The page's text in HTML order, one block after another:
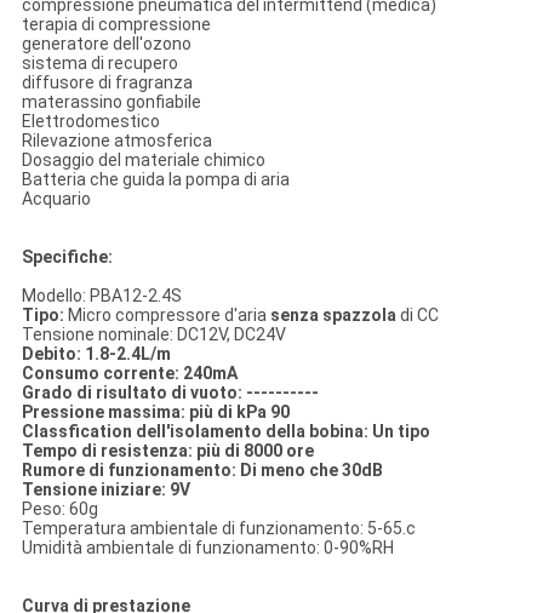
compressione pneumatica del intermittend (medica)
terapia di compressione
generatore dell'ozono
sistema di recupero
diffusore di fragranza
materassino gonfiabile
Elettrodomestico
Rilevazione atmosferica
Dosaggio del materiale chimico
Batteria che guida la pompa di aria
Acquario
Specifiche:
Modello: PBA12-2.4S
Tipo: Micro compressore d'aria senza spazzoladi CC
Tensione nominale: DC12V, DC24V
Debito: 1.8-2.4L/m
Consumo corrente: 240mA
Grado di risultato di vuoto: ----------
Pressione massima: più di kPa 90
Classfication dell'isolamento della bobina: Un tipo
Tempo di resistenza: più di 8000 ore
Rumore di funzionamento: Di meno che 30dB
Tensione iniziare: 9V
Peso: 60g
Temperatura ambientale di funzionamento: 5-65.c
Umidità ambientale di funzionamento: 0-90%RH
Curva di prestazione